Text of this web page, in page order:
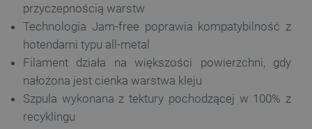
przyczepnością warstw
Technologia Jam-free poprawia kompatybilność z
hotendami typu all-metal
Filament działa na większości powierzchni, gdy
nałożona jest cienka warstwa kleju
Szpula wykonana z tektury pochodzącej w 100% z
recyklingu